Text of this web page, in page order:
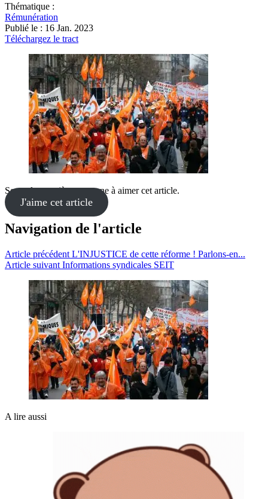
Thématique :
Rémunération
Publié le : 16 Jan. 2023
Téléchargez le tract
Soyez la première personne à aimer cet article.
J'aime cet article
Navigation de l'article
Article précédent L'INJUSTICE de cette réforme ! Parlons-en...
Article suivant Informations syndicales SEIT
A lire aussi